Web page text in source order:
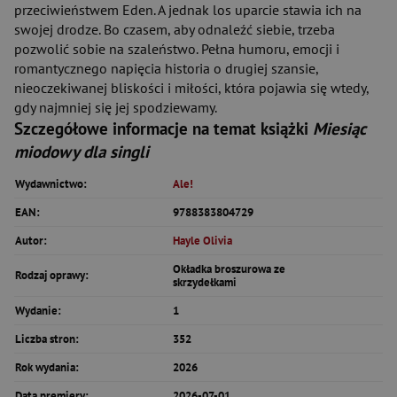
przeciwieństwem Eden. A jednak los uparcie stawia ich na
swojej drodze. Bo czasem, aby odnaleźć siebie, trzeba
pozwolić sobie na szaleństwo. Pełna humoru, emocji i
romantycznego napięcia historia o drugiej szansie,
nieoczekiwanej bliskości i miłości, która pojawia się wtedy,
gdy najmniej się jej spodziewamy.
Szczegółowe informacje na temat książki Miesiąc
miodowy dla singli
Wydawnictwo:
Ale!
EAN:
9788383804729
Autor:
Hayle Olivia
Rodzaj oprawy:
Okładka broszurowa ze
skrzydełkami
Wydanie:
1
Liczba stron:
352
Rok wydania:
2026